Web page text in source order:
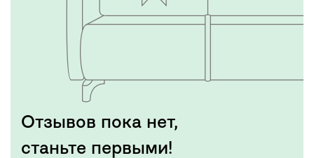
Отзывов пока нет,
станьте первыми!